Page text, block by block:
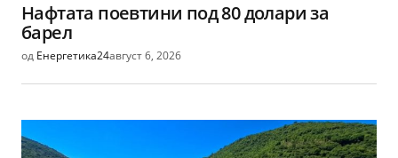
Нафтата поевтини под 80 долари за
барел
од Енергетика24август 6, 2026